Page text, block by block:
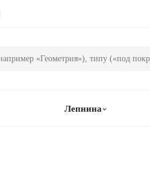
Лепнина